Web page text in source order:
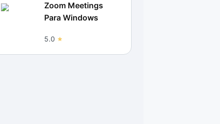
Zoom Meetings
Para Windows
5.0